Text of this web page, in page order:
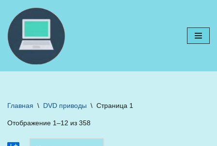
Перейти
к
содержимому
Главная \ DVD приводы \ Страница 1
Отображение 1–12 из 358